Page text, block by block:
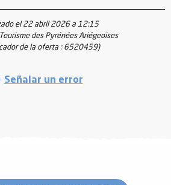
el 22 abril 2026 a 12:15
des Pyrénées Ariégeoises
de la oferta : 6520459)
Señalar un error